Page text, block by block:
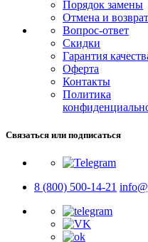
Порядок замены
Отмена и возврат
Вопрос-ответ
Скидки
Гарантия
Оферта
Контакты
Политика
Связаться или подписаться
8 (800) 500-14-21